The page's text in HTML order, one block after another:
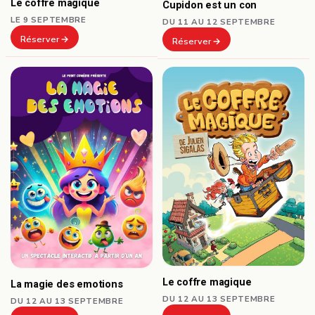
Le coffre magique
LE 9 SEPTEMBRE
Réserver
Cupidon est un con
DU 11 AU 12 SEPTEMBRE
Réserver
La magie des emotions
DU 12 AU 13 SEPTEMBRE
Le coffre magique
DU 12 AU 13 SEPTEMBRE